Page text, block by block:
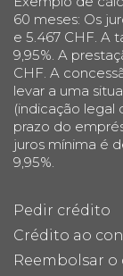
60 meses: Os
e 5.467 CHF. A
9,95%. A
CHF. A
levar a uma
(indicação legal
prazo do
juros mínima é
9,95%.
Pedir crédito
Crédito ao
Reembolsar o